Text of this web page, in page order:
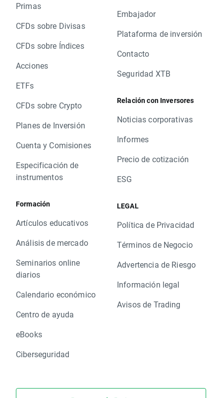
Primas
CFDs sobre Divisas
CFDs sobre Índices
Acciones
ETFs
CFDs sobre Crypto
Planes de Inversión
Cuenta y Comisiones
Especificación de
instrumentos
Formación
Artículos educativos
Análisis de mercado
Seminarios online
diarios
Calendario económico
Centro de ayuda
eBooks
Ciberseguridad
Embajador
Plataforma de inversión
Contacto
Seguridad XTB
Relación con Inversores
Noticias corporativas
Informes
Precio de cotización
ESG
LEGAL
Política de Privacidad
Términos de Negocio
Advertencia de Riesgo
Información legal
Avisos de Trading